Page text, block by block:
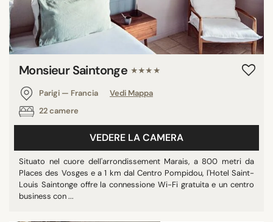
Monsieur Saintonge ★★★★
Parigi — Francia
Vedi Mappa
22 camere
VEDERE LA CAMERA
Situato nel cuore dell'arrondissement Marais, a 800 metri da
Places des Vosges e a 1 km dal Centro Pompidou, l'Hotel Saint-
Louis Saintonge offre la connessione Wi-Fi gratuita e un centro
business con ...